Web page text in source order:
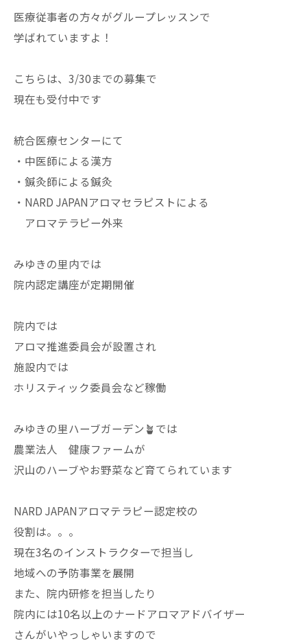
医療従事者の方々がグループレッスンで
学ばれていますよ！
こちらは、3/30までの募集で
現在も受付中です
統合医療センターにて
・中医師による漢方
・鍼灸師による鍼灸
・NARD JAPANアロマセラピストによる
アロマテラピー外来
みゆきの里内では
院内認定講座が定期開催
院内では
アロマ推進委員会が設置され
施設内では
ホリスティック委員会など稼働
みゆきの里ハーブガーデン🪴では
農業法人 健康ファームが
沢山のハーブやお野菜など育てられています
NARD JAPANアロマテラピー認定校の
役割は。。。
現在3名のインストラクターで担当し
地域への予防事業を展開
また、院内研修を担当したり
院内には10名以上のナードアロマアドバイザー
さんがいやっしゃいますので